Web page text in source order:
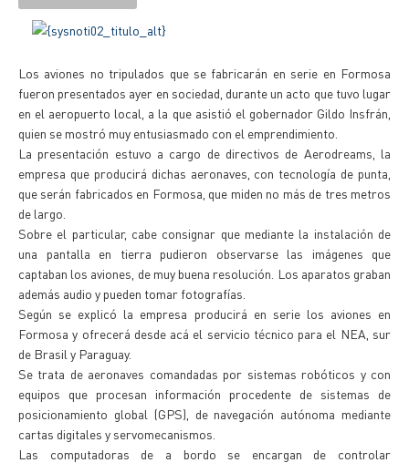
Los aviones no tripulados que se fabricarán en serie en Formosa
fueron presentados ayer en sociedad, durante un acto que tuvo lugar
en el aeropuerto local, a la que asistió el gobernador Gildo Insfrán,
quien se mostró muy entusiasmado con el emprendimiento.
La presentación estuvo a cargo de directivos de Aerodreams, la
empresa que producirá dichas aeronaves, con tecnología de punta,
que serán fabricados en Formosa, que miden no más de tres metros
de largo.
Sobre el particular, cabe consignar que mediante la instalación de
una pantalla en tierra pudieron observarse las imágenes que
captaban los aviones, de muy buena resolución. Los aparatos graban
además audio y pueden tomar fotografías.
Según se explicó la empresa producirá en serie los aviones en
Formosa y ofrecerá desde acá el servicio técnico para el NEA, sur
de Brasil y Paraguay.
Se trata de aeronaves comandadas por sistemas robóticos y con
equipos que procesan información procedente de sistemas de
posicionamiento global (GPS), de navegación autónoma mediante
cartas digitales y servomecanismos.
Las computadoras de a bordo se encargan de controlar